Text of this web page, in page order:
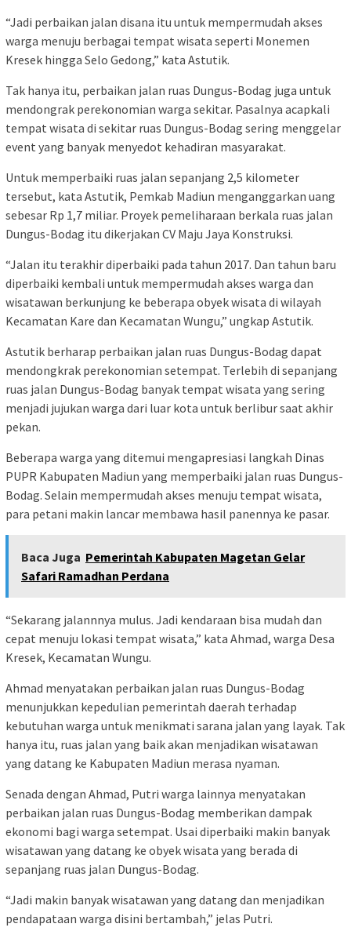
“Jadi perbaikan jalan disana itu untuk mempermudah akses
warga menuju berbagai tempat wisata seperti Monemen
Kresek hingga Selo Gedong,” kata Astutik.
Tak hanya itu, perbaikan jalan ruas Dungus-Bodag juga untuk
mendongrak perekonomian warga sekitar. Pasalnya acapkali
tempat wisata di sekitar ruas Dungus-Bodag sering menggelar
event yang banyak menyedot kehadiran masyarakat.
Untuk memperbaiki ruas jalan sepanjang 2,5 kilometer
tersebut, kata Astutik, Pemkab Madiun menganggarkan uang
sebesar Rp 1,7 miliar. Proyek pemeliharaan berkala ruas jalan
Dungus-Bodag itu dikerjakan CV Maju Jaya Konstruksi.
“Jalan itu terakhir diperbaiki pada tahun 2017. Dan tahun baru
diperbaiki kembali untuk mempermudah akses warga dan
wisatawan berkunjung ke beberapa obyek wisata di wilayah
Kecamatan Kare dan Kecamatan Wungu,” ungkap Astutik.
Astutik berharap perbaikan jalan ruas Dungus-Bodag dapat
mendongkrak perekonomian setempat. Terlebih di sepanjang
ruas jalan Dungus-Bodag banyak tempat wisata yang sering
menjadi jujukan warga dari luar kota untuk berlibur saat akhir
pekan.
Beberapa warga yang ditemui mengapresiasi langkah Dinas
PUPR Kabupaten Madiun yang memperbaiki jalan ruas Dungus-
Bodag. Selain mempermudah akses menuju tempat wisata,
para petani makin lancar membawa hasil panennya ke pasar.
Baca Juga Pemerintah Kabupaten Magetan Gelar
Safari Ramadhan Perdana
“Sekarang jalannnya mulus. Jadi kendaraan bisa mudah dan
cepat menuju lokasi tempat wisata,” kata Ahmad, warga Desa
Kresek, Kecamatan Wungu.
Ahmad menyatakan perbaikan jalan ruas Dungus-Bodag
menunjukkan kepedulian pemerintah daerah terhadap
kebutuhan warga untuk menikmati sarana jalan yang layak. Tak
hanya itu, ruas jalan yang baik akan menjadikan wisatawan
yang datang ke Kabupaten Madiun merasa nyaman.
Senada dengan Ahmad, Putri warga lainnya menyatakan
perbaikan jalan ruas Dungus-Bodag memberikan dampak
ekonomi bagi warga setempat. Usai diperbaiki makin banyak
wisatawan yang datang ke obyek wisata yang berada di
sepanjang ruas jalan Dungus-Bodag.
“Jadi makin banyak wisatawan yang datang dan menjadikan
pendapataan warga disini bertambah,” jelas Putri.